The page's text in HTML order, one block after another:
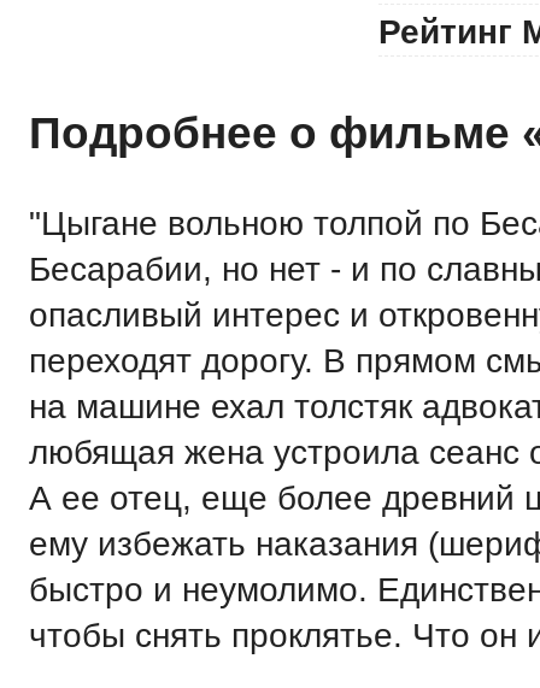
Рейтинг
Подробнее о фильме
"Цыгане вольною толпой по
Бесарабии, но нет - и по
опасливый интерес и
переходят дорогу. В прямом
на машине ехал толстяк
любящая жена устроила сеанс
А ее отец, еще более древний
ему избежать наказания
быстро и неумолимо.
чтобы снять проклятье. Что